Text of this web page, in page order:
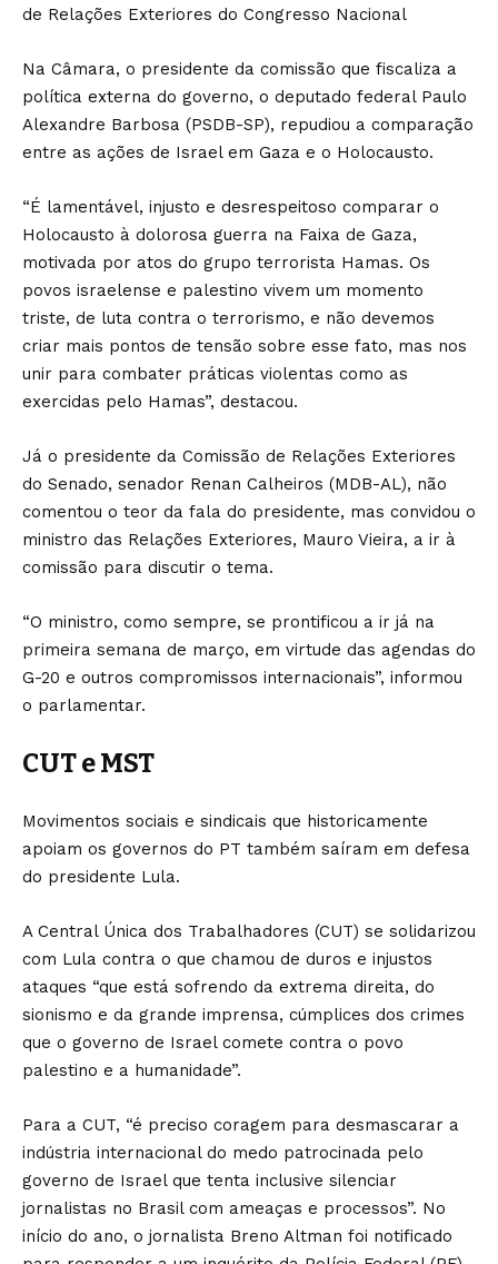
de Relações Exteriores do Congresso Nacional
Na Câmara, o presidente da comissão que fiscaliza a
política externa do governo, o deputado federal Paulo
Alexandre Barbosa (PSDB-SP), repudiou a comparação
entre as ações de Israel em Gaza e o Holocausto.
“É lamentável, injusto e desrespeitoso comparar o
Holocausto à dolorosa guerra na Faixa de Gaza,
motivada por atos do grupo terrorista Hamas. Os
povos israelense e palestino vivem um momento
triste, de luta contra o terrorismo, e não devemos
criar mais pontos de tensão sobre esse fato, mas nos
unir para combater práticas violentas como as
exercidas pelo Hamas”, destacou.
Já o presidente da Comissão de Relações Exteriores
do Senado, senador Renan Calheiros (MDB-AL), não
comentou o teor da fala do presidente, mas convidou o
ministro das Relações Exteriores, Mauro Vieira, a ir à
comissão para discutir o tema.
“O ministro, como sempre, se prontificou a ir já na
primeira semana de março, em virtude das agendas do
G-20 e outros compromissos internacionais”, informou
o parlamentar.
CUT e MST
Movimentos sociais e sindicais que historicamente
apoiam os governos do PT também saíram em defesa
do presidente Lula.
A Central Única dos Trabalhadores (CUT) se solidarizou
com Lula contra o que chamou de duros e injustos
ataques “que está sofrendo da extrema direita, do
sionismo e da grande imprensa, cúmplices dos crimes
que o governo de Israel comete contra o povo
palestino e a humanidade”.
Para a CUT, “é preciso coragem para desmascarar a
indústria internacional do medo patrocinada pelo
governo de Israel que tenta inclusive silenciar
jornalistas no Brasil com ameaças e processos”. No
início do ano, o jornalista Breno Altman foi notificado